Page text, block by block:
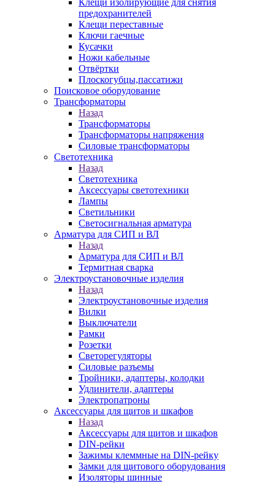
Клещи изолирующие для снятия
предохранителей
Клещи переставные
Ключи гаечные
Кусачки
Ножи кабельные
Отвёртки
Плоскогубцы,пассатижи
Поисковое оборудование
Трансформаторы
Назад
Трансформаторы
Трансформаторы напряжения
Силовые трансформаторы
Светотехника
Назад
Светотехника
Аксессуары светотехники
Лампы
Светильники
Светосигнальная арматура
Арматура для СИП и ВЛ
Назад
Арматура для СИП и ВЛ
Термитная сварка
Электроустановочные изделия
Назад
Электроустановочные изделия
Вилки
Выключатели
Рамки
Розетки
Светорегуляторы
Силовые разъемы
Тройники, адаптеры, колодки
Удлинители, адаптеры
Электропатроны
Аксессуары для щитов и шкафов
Назад
Аксессуары для щитов и шкафов
DIN-рейки
Зажимы клеммные на DIN-рейку
Замки для щитового оборудования
Изоляторы шинные